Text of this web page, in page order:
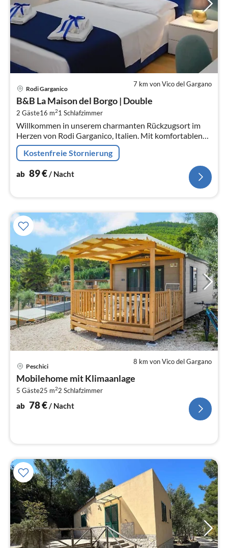
7 km von Vico del Gargano
Rodi Garganico
B&B La Maison del Borgo | Double
2 Gäste16 m21 Schlafzimmer
Willkommen in unserem charmanten Rückzugsort im
Herzen von Rodi Garganico, Italien. Mit komfortablen
Unterkünften, einem Privatstrand und einer zentralen
Lage ist es der perfekte O...
Kostenfreie Stornierung
ab 89€ / Nacht
8 km von Vico del Gargano
Peschici
Mobilehome mit Klimaanlage
5 Gäste25 m22 Schlafzimmer
ab 78€/ Nacht